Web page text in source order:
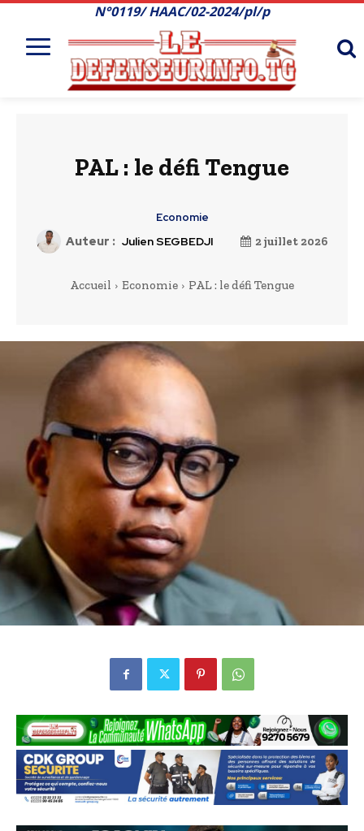
N°0119/ HAAC/02-2024/pl/p
PAL : le défi Tengue
Economie
Auteur : Julien SEGBEDJI 2 juillet 2026
Accueil Economie PAL : le défi Tengue